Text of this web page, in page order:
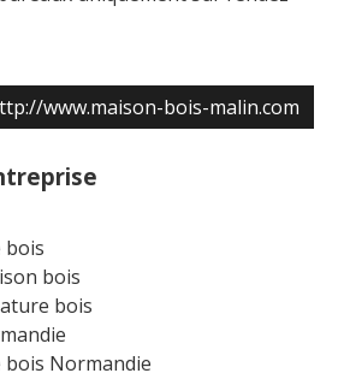
www.maison-bois-malin.com
bois
bois
bois
Normandie